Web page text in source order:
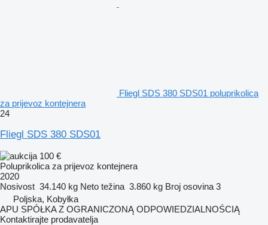
Fliegl SDS 380 SDS01 poluprikolica
za prijevoz kontejnera
24
Fliegl SDS 380 SDS01
100 €
Poluprikolica za prijevoz kontejnera
2020
Nosivost 34.140 kg Neto težina 3.860 kg Broj osovina 3
Poljska, Kobyłka
APU SPÓŁKA Z OGRANICZONĄ ODPOWIEDZIALNOŚCIĄ
Kontaktirajte prodavatelja